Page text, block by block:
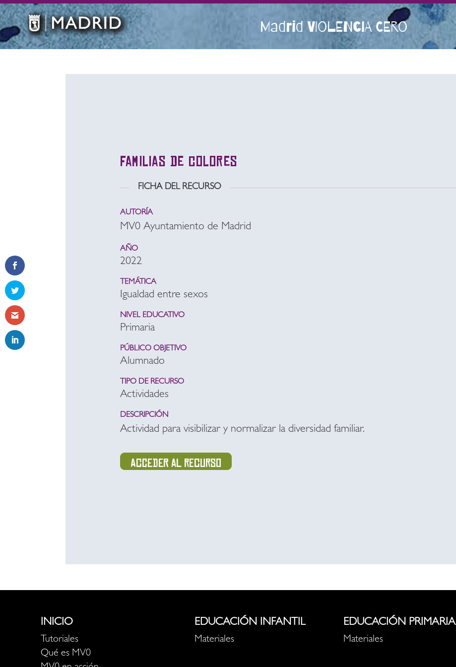
Madrid VIOLENCIA CERO
Familias de colores
FICHA DEL RECURSO
AUTORÍA
MV0 Ayuntamiento de Madrid
AÑO
2022
TEMÁTICA
Igualdad entre sexos
NIVEL EDUCATIVO
Primaria
PÚBLICO OBJETIVO
Alumnado
TIPO DE RECURSO
Actividades
DESCRIPCIÓN
Actividad para visibilizar y normalizar la diversidad familiar.
Acceder al recurso
INICIO
Tutoriales
Qué es MV0
EDUCACIÓN INFANTIL
Materiales
EDUCACIÓN PRIMARIA
Materiales